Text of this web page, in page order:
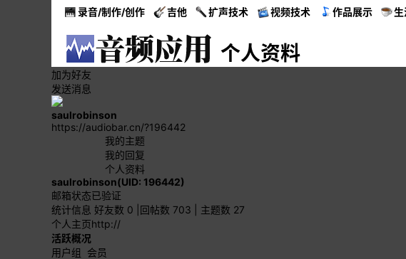
录音/制作/创作 吉他 扩声技术 视频技术 作品展示 生
个人资料
加为好友
发送消息
saulrobinson
https://audiobar.cn/?196442
我的主题
我的回复
个人资料
saulrobinson(UID: 196442)
邮箱状态已验证
统计信息 好友数 0 回帖数 703
主题数 27
个人主页http://
活跃概况
用户组 会员